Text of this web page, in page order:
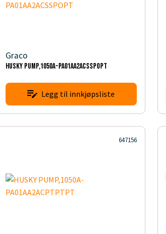
Graco
HUSKY PUMP,1050A-PA01AA2ACSSPOPT
Legg til innkjøpsliste
647156